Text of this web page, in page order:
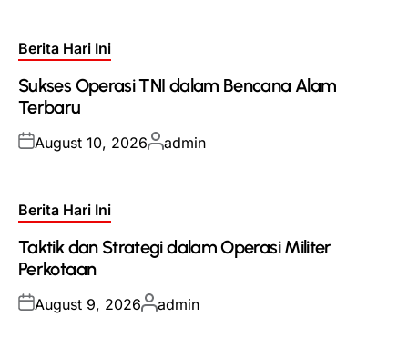
Posted
Berita Hari Ini
Sukses Operasi TNI dalam Bencana Alam
Terbaru
Posted
August 10, 2026Posted
admin
Posted
Berita Hari Ini
Taktik dan Strategi dalam Operasi Militer
Perkotaan
Posted
August 9, 2026Posted
admin